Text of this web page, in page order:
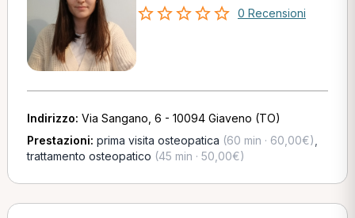
0 Recensioni
Indirizzo: Via Sangano, 6 - 10094 Giaveno (TO)
Prestazioni: prima visita osteopatica (60 min · 60,00€)
trattamento osteopatico (45 min · 50,00€)